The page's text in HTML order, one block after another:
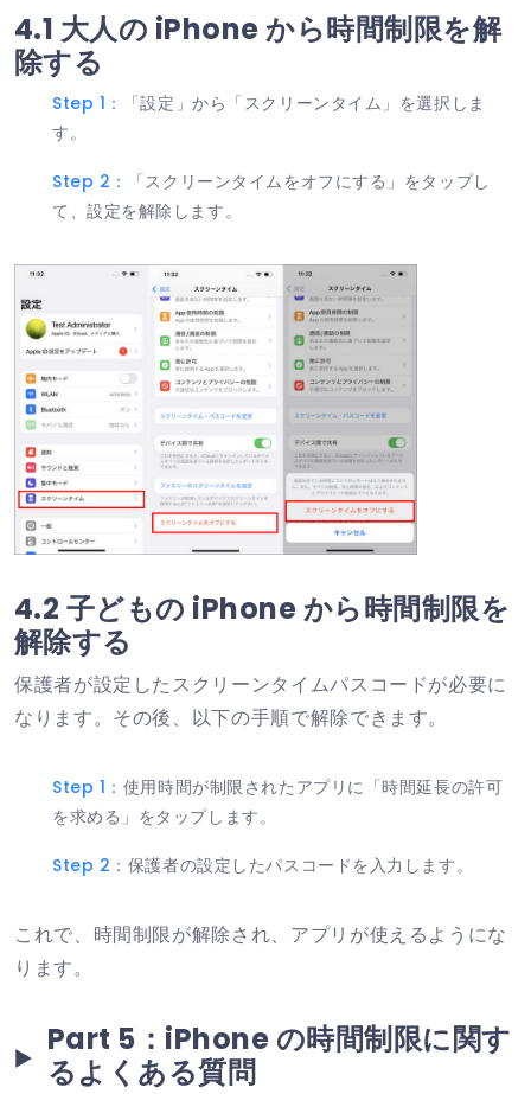
4.1 大人の iPhone から時間制限を解
除する
Step 1：
「設定」から「スクリーンタイム」を選択しま
す。
Step 2：
「スクリーンタイムをオフにする」をタップし
て、設定を解除します。
4.2 子どもの iPhone から時間制限を
解除する
保護者が設定したスクリーンタイムパスコードが必要に
なります。その後、以下の手順で解除できます。
Step 1： 使用時間が制限されたアプリに「時間延長の許可
を求める」をタップします。
Step 2： 保護者の設定したパスコードを入力します。
これで、時間制限が解除され、アプリが使えるようにな
ります。
Part 5：iPhone の時間制限に関す
るよくある質問